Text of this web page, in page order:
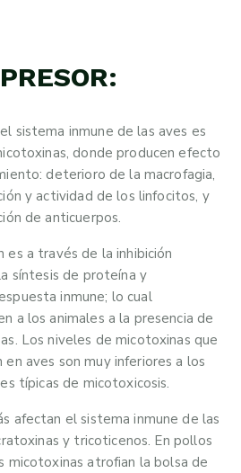
sistema inmune de las aves es
donde producen efecto
deterioro de la macrofagia,
y actividad de los linfocitos, y
de anticuerpos.
es a través de la inhibición
síntesis de proteína y
inmune; lo cual
a los animales a la presencia de
Los niveles de micotoxinas que
en aves son muy inferiores a los
típicas de micotoxicosis.
afectan el sistema inmune de las
y tricoticenos. En pollos
micotoxinas atrofian la bolsa de